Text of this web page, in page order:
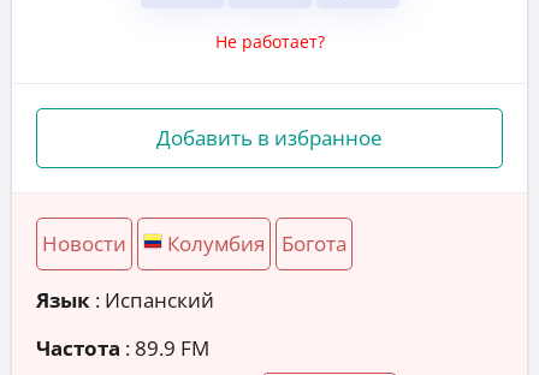
Не работает?
Добавить в избранное
Новости Колумбия Богота
Язык : Испанский
Частота : 89.9 FM